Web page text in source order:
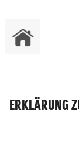
ERKLÄRUNG